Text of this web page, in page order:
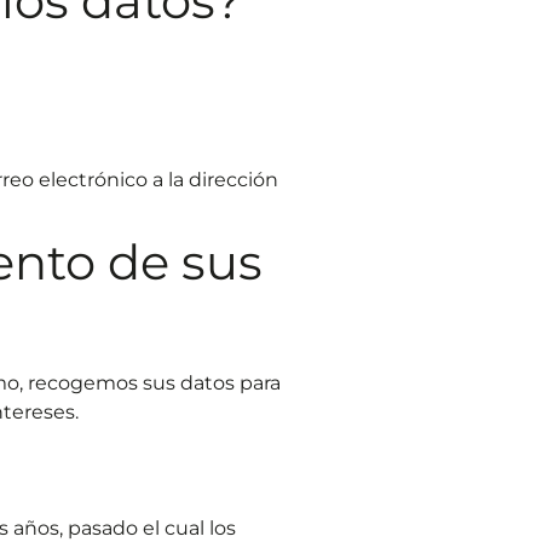
electrónico a la dirección
de sus
recogemos sus datos para
pasado el cual los